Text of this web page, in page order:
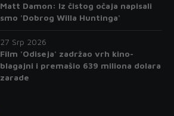
Matt Damon: Iz čistog očaja napisali
smo 'Dobrog Willa Huntinga'
27 Srp 2026
Film 'Odiseja' zadržao vrh kino-
blagajni i premašio 639 miliona dolara
zarade